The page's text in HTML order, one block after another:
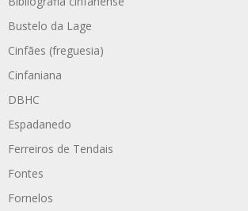
Bustelo da Lage
Cinfães (freguesia)
Cinfaniana
DBHC
Espadanedo
Ferreiros de Tendais
Fontes
Fornelos